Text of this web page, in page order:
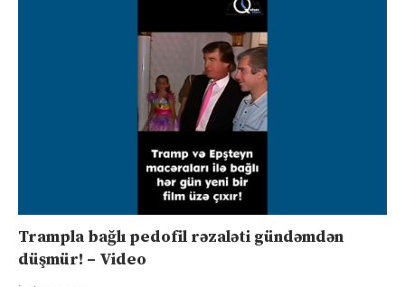
Trampla bağlı pedofil rəzaləti gündəmdən
düşmür! – Video